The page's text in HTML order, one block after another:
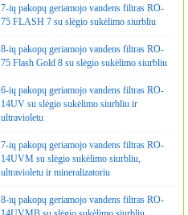
7-ių pakopų geriamojo vandens filtras RO-
75 FLASH 7 su slėgio sukėlimo siurbliu
8-ių pakopų geriamojo vandens filtras RO-
75 Flash Gold 8 su slėgio sukėlimo siurbliu
6-ių pakopų geriamojo vandens filtras RO-
14UV su slėgio sukėlimo siurbliu ir
ultravioletu
7-ių pakopų geriamojo vandens filtras RO-
14UVM su slėgio sukėlimo siurbliu,
ultravioletu ir mineralizatoriu
8-ių pakopų geriamojo vandens filtras RO-